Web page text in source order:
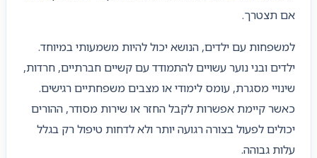
אם תצטרך.
למשפחות עם ילדים, הנושא יכול להיות משמעותי במיוחד.
ילדים ובני נוער עשויים להתמודד עם קשיים חברתיים, חרדות,
שינויי מסגרת, עומס לימודי או מצבים משפחתיים רגישים.
כאשר קיימת אפשרות לקבל החזר או שירות מסודר, ההורים
יכולים לפעול בצורה רגועה יותר ולא לדחות טיפול רק בגלל
עלות גבוהה.